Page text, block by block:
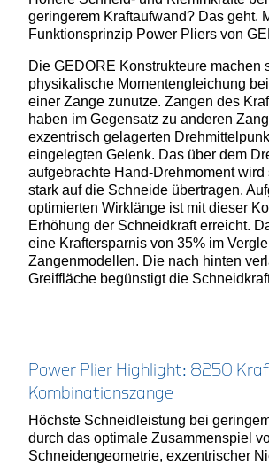
geringerem Kraftaufwand? Das geht.
Funktionsprinzip Power Pliers von
Die GEDORE Konstrukteure machen
physikalische Momentengleichung
einer Zange zunutze. Zangen des
haben im Gegensatz zu anderen
exzentrisch gelagerten
eingelegten Gelenk. Das über dem
aufgebrachte Hand-Drehmoment wird
stark auf die Schneide übertragen.
optimierten Wirklänge ist mit dieser
Erhöhung der Schneidkraft erreicht.
eine Kraftersparnis von 35% im
Zangenmodellen. Die nach hinten
Greiffläche begünstigt die
Power Plier Highlight: 8250
Kombinationszange
Höchste Schneidleistung bei
durch das optimale Zusammenspiel
Schneidengeometrie, exzentrischer